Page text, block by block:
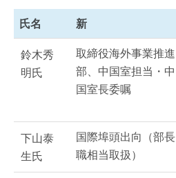
氏名 新
鈴木秀
明氏
取締役海外事業推進
部、中国室担当・中
国室長委嘱
下山泰
生氏
国際埠頭出向（部長
職相当取扱）